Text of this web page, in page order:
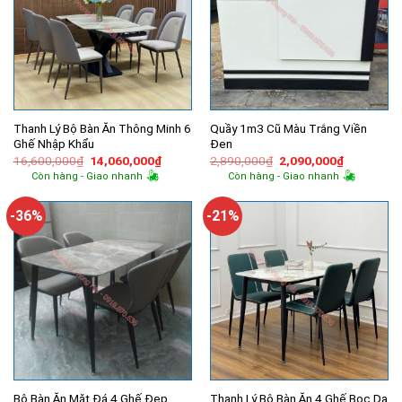
Thanh Lý Bộ Bàn Ăn Thông Minh 6
Ghế Nhập Khẩu
16,600,000₫ Giá
gốc
là:
14,060,000₫Giá
hiện
14,060,000₫.
Còn hàng - Giao nhanh
Quầy 1m3 Cũ Màu Trắng Viền
Đen
2,890,000₫ Giá
gốc
là:
2,090,000₫Giá
hiện
tại
Còn hàng - Giao nhanh
-36%
Bộ Bàn Ăn Mặt Đá 4 Ghế Đẹp
-21%
Thanh Lý Bộ Bàn Ăn 4 Ghế Bọc Da